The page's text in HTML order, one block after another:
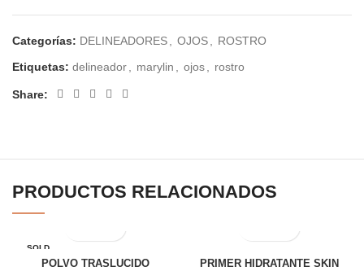
Categorías: DELINEADORES OJOS
ROSTRO
Etiquetas: delineador marylin ojos rostro
Share:
PRODUCTOS RELACIONADOS
SOLD
OUT
POLVO TRASLUCIDO
PRIMER HIDRATANTE SKIN